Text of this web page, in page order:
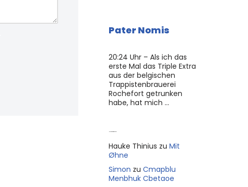
Pater Nomis
20:24 Uhr – Als ich das
erste Mal das Triple Extra
aus der belgischen
Trappistenbrauerei
Rochefort getrunken
habe, hat mich …
Hauke Thinius zu Mit
Øhne
Simon zu Cmapblu
Menbhuk Cbetaoe